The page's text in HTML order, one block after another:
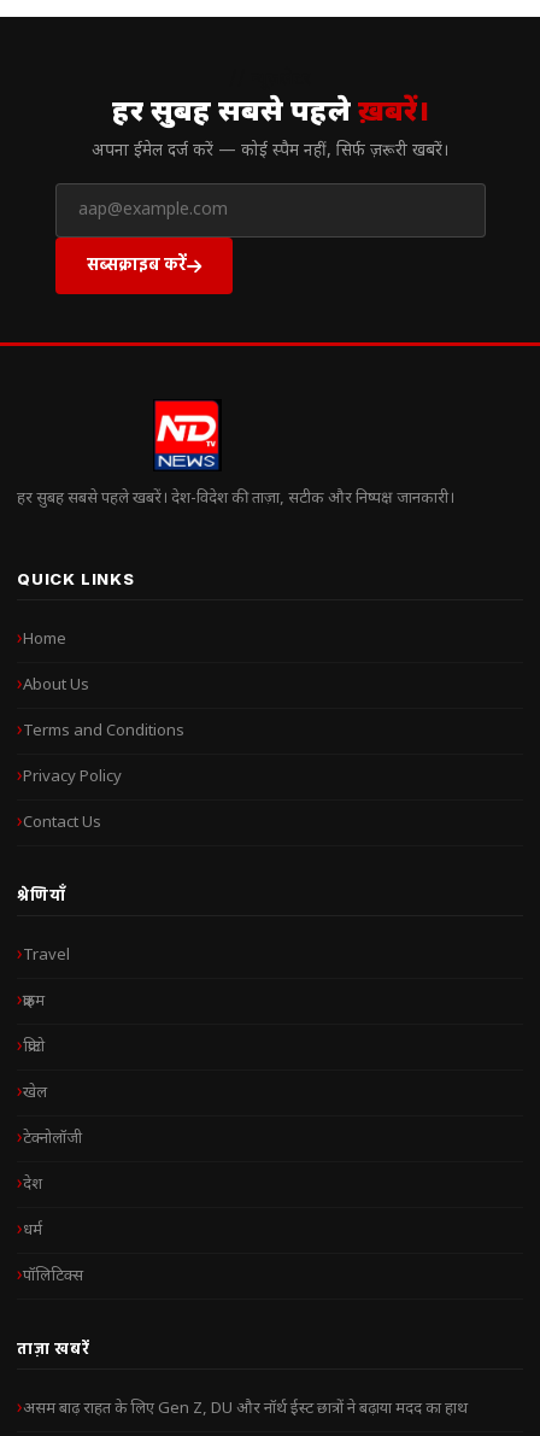
हर सुबह सबसे पहलेख़बरें।
अपना ईमेल दर्ज करें — कोई स्पैम नहीं, सिर्फ ज़रूरी खबरें।
सब्सक्राइब करें
हर सुबह सबसे पहले खबरें। देश-विदेश की ताज़ा, सटीक और निष्पक्ष जानकारी।
QUICK LINKS
Home
About Us
Terms and Conditions
Privacy Policy
Contact Us
श्रेणियाँ
Travel
क्राइम
क्रिप्टो
खेल
टेक्नोलॉजी
देश
धर्म
पॉलिटिक्स
ताज़ा खबरें
असम बाढ़ राहत के लिए Gen Z, DU और नॉर्थ ईस्ट छात्रों ने बढ़ाया मदद का हाथ